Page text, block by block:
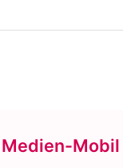
Medien-Mobil